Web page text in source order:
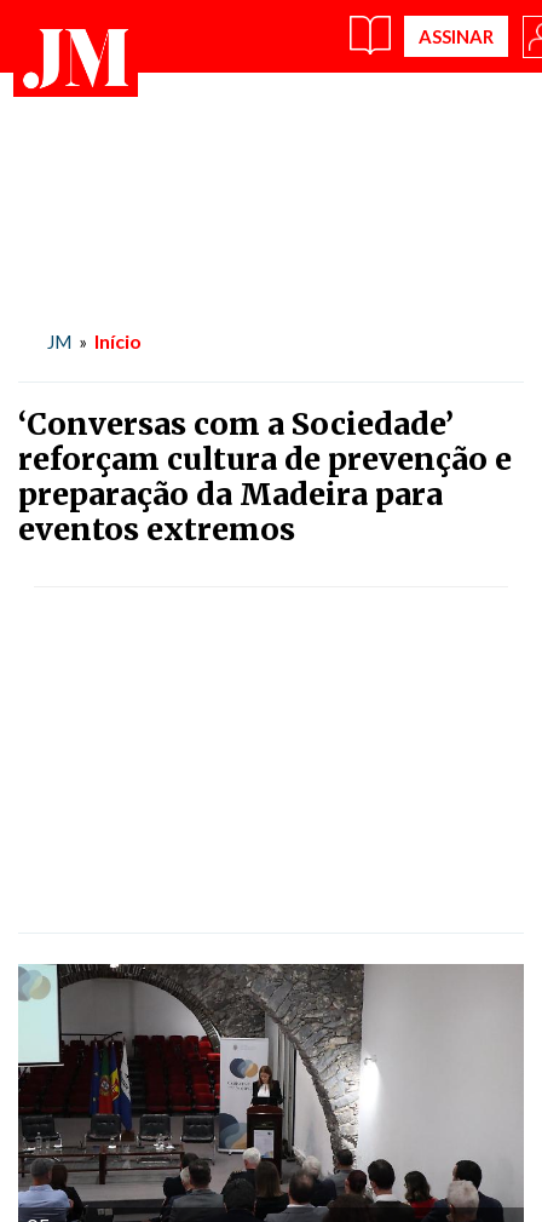
JM » Início
‘Conversas com a Sociedade’
reforçam cultura de prevenção e
preparação da Madeira para
eventos extremos